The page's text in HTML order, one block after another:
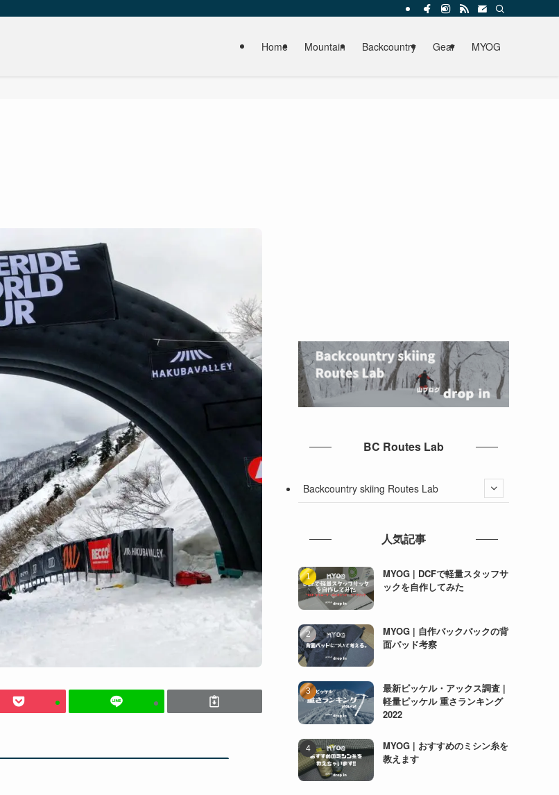
Home Mountain Backcountry Gear MYOG
BC Routes Lab
Backcountry skiing Routes Lab
人気記事
MYOG | DCFで軽量スタッフサ
ックを自作してみた
MYOG | 自作バックパックの背
面パッド考察
最新ピッケル・アックス調査 |
軽量ピッケル 重さランキング
2022
MYOG | おすすめのミシン糸を
教えます